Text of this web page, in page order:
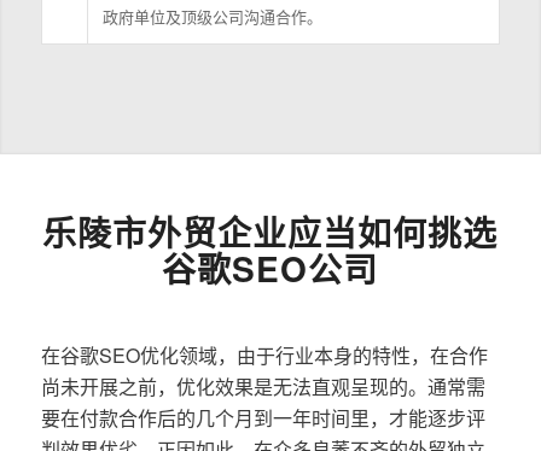
政府单位及顶级公司沟通合作。
乐陵市外贸企业应当如何挑选
谷歌SEO公司
在谷歌SEO优化领域，由于行业本身的特性，在合作
尚未开展之前，优化效果是无法直观呈现的。通常需
要在付款合作后的几个月到一年时间里，才能逐步评